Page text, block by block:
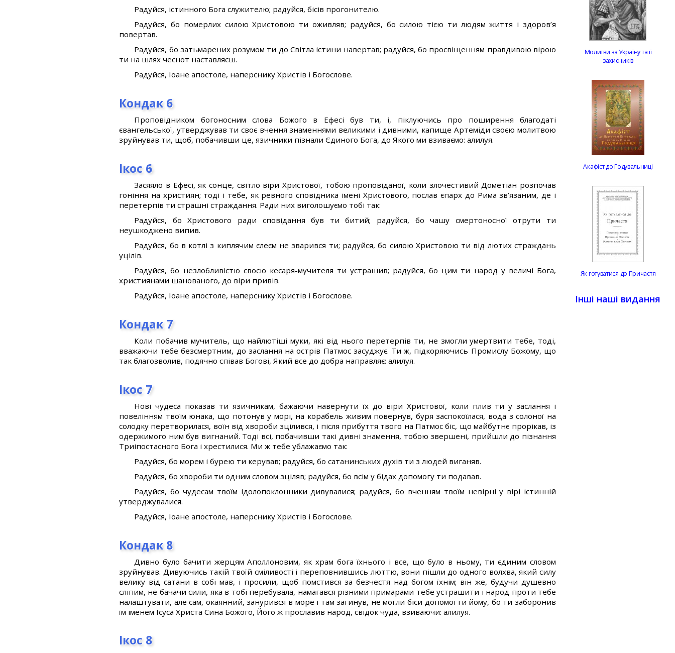
Радуйся, істинного Бога служителю; радуйся, бісів прогонителю.
Радуйся, бо померлих силою Христовою ти оживляв; радуйся, бо силою тією ти людям життя і здоров’я
повертав.
Радуйся, бо затьмарених розумом ти до Світла істини навертав; радуйся, бо просвіщенням правдивою вірою
ти на шлях чеснот наставляєш.
Радуйся, Іоане апостоле, наперснику Христів і Богослове.
Кондак 6
Проповідником богоносним слова Божого в Ефесі був ти, і, піклуючись про поширення благодаті
євангельської, утверджував ти своє вчення знаменнями великими і дивними, капище Артеміди своєю молитвою
зруйнував ти, щоб, побачивши це, язичники пізнали Єдиного Бога, до Якого ми взиваємо: алилуя.
Ікос 6
Засяяло в Ефесі, як сонце, світло віри Христової, тобою проповіданої, коли злочестивий Дометіан розпочав
гоніння на християн; тоді і тебе, як ревного сповідника імені Христового, послав єпарх до Рима зв’язаним, де і
перетерпів ти страшні страждання. Ради них виголошуємо тобі так:
Радуйся, бо Христового ради сповідання був ти битий; радуйся, бо чашу смертоносної отрути ти
неушкоджено випив.
Радуйся, бо в котлі з киплячим єлеєм не зварився ти; радуйся, бо силою Христовою ти від лютих страждань
уцілів.
Радуйся, бо незлобливістю своєю кесаря-мучителя ти устрашив; радуйся, бо цим ти народ у величі Бога,
християнами шанованого, до віри привів.
Радуйся, Іоане апостоле, наперснику Христів і Богослове.
Кондак 7
Коли побачив мучитель, що найлютіші муки, які від нього перетерпів ти, не змогли умертвити тебе, тоді,
вважаючи тебе безсмертним, до заслання на острів Патмос засуджує. Ти ж, підкоряючись Промислу Божому, що
так благозволив, подячно співав Богові, Який все до добра направляє: алилуя.
Ікос 7
Нові чудеса показав ти язичникам, бажаючи навернути їх до віри Христової, коли плив ти у заслання і
повелінням твоїм юнака, що потонув у морі, на корабель живим повернув, буря заспокоїлася, вода з солоної на
солодку перетворилася, воїн від хвороби зцілився, і після прибуття твого на Патмос біс, що майбутнє прорікав, із
одержимого ним був вигнаний. Тоді всі, побачивши такі дивні знамення, тобою звершені, прийшли до пізнання
Триіпостасного Бога і хрестилися. Ми ж тебе ублажаємо так:
Радуйся, бо морем і бурею ти керував; радуйся, бо сатанинських духів ти з людей виганяв.
Радуйся, бо хвороби ти одним словом зціляв; радуйся, бо всім у бідах допомогу ти подавав.
Радуйся, бо чудесам твоїм ідолопоклонники дивувалися; радуйся, бо вченням твоїм невірні у вірі істинній
утверджувалися.
Радуйся, Іоане апостоле, наперснику Христів і Богослове.
Кондак 8
Дивно було бачити жерцям Аполлоновим, як храм бога їхнього і все, що було в ньому, ти єдиним словом
зруйнував. Дивуючись такій твоїй сміливості і переповнившись люттю, вони пішли до одного волхва, який силу
велику від сатани в собі мав, і просили, щоб помстився за безчестя над богом їхнім; він же, будучи душевно
сліпим, не бачачи сили, яка в тобі перебувала, намагався різними примарами тебе устрашити і народ проти тебе
налаштувати, але сам, окаянний, занурився в море і там загинув, не могли біси допомогти йому, бо ти заборонив
їм іменем Ісуса Христа Сина Божого, Його ж прославив народ, свідок чуда, взиваючи: алилуя.
Ікос 8
Молитви за Україну та її
захисників
Акафіст до Годувальниці
Як готуватися до Причастя
Інші наші видання